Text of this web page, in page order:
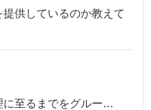
供しているのか教えて
に至るまでをグルー…